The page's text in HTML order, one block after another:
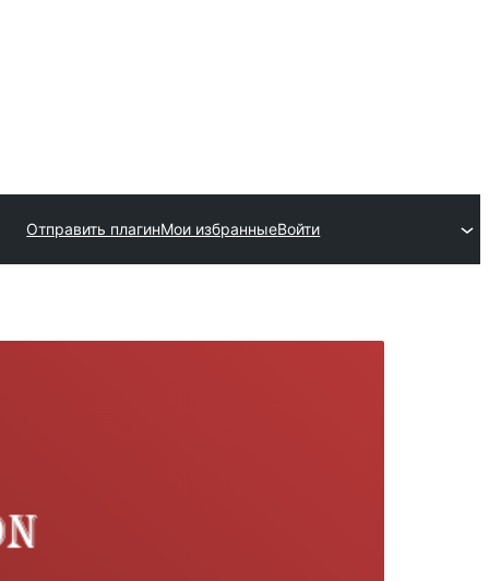
Отправить плагинМои избранныеВойти